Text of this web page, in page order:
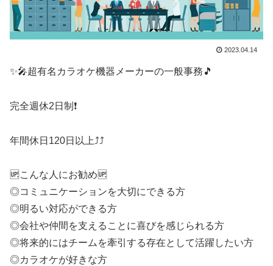
2023.04.14
✨️🎤超有名カラオケ機器メーカーの一般事務🎵
完全週休2日制❗
年間休日120日以上⤴️⤴️
🆙こんな人にお勧め🆙
◎コミュニケーションを大切にできる方
◎明るい対応ができる方
◎会社や仲間を支えることに喜びを感じられる方
◎将来的にはチームを牽引する存在として活躍したい方
◎カラオケが好きな方